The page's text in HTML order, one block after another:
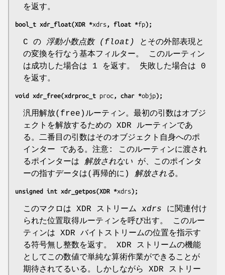
を返す。
bool_t xdr_float(XDR *xdrs , float *fp);
C の 浮動小数点数 (float)
とその外部表現と
の変換を行なう基本フィルター。 このルーティン
は成功した場合は 1 を返す。 失敗した場合は 0
を返す。
void xdr_free(xdrproc_t proc , char *objp);
汎用解放(free)ルーティン。最初の引数はオブジ
ェクトを解放するための XDR ルーティンであ
る。二番目の引数はそのオブジェクト自身へのポ
インター である。注意: このルーティンに渡され
るポインターは 解放されない が、このポインタ
ーの指すデータは(再帰的に) 解放される。
unsigned int xdr_getpos(XDR *xdrs);
このマクロは XDR ストリーム xdrs に関連付け
られた位置取得ルーティンを呼び出す。 このルー
ティンは XDR バイトストリームの位置を指示す
る符号無し整数を返す。 XDR ストリームの機能
としてこの数値で単純な算術作業ができることが
期待されてるいる。しかしながら XDR ストリー